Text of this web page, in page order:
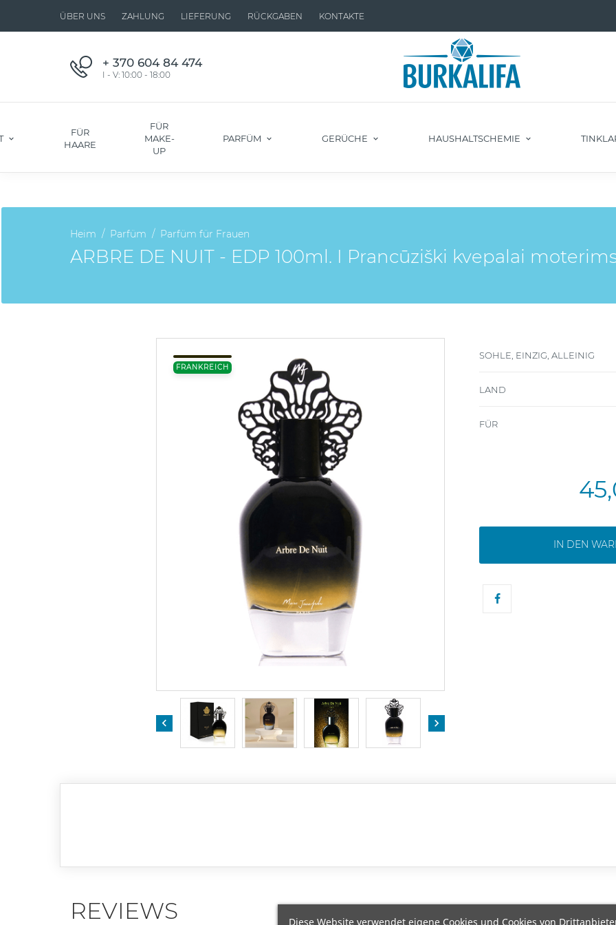
ÜBER UNS ZAHLUNG LIEFERUNG RÜCKGABEN KONTAKTE
+ 370 604 84 474
I - V: 10:00 - 18:00
FÜR
HAARE
FÜR
MAKE-
UP
PARFÜM GERÜCHE HAUSHALTSCHEMIE
Heim Parfüm Parfüm für Frauen
ARBRE DE NUIT - EDP 100ml. I Prancūziški kvepalai
FRANKREICH
 
SOHLE, EINZIG, ALLEINIG
LAND
FÜR
IN DEN
REVIEWS
Diese Website verwendet eigene Cookies und Cookies von